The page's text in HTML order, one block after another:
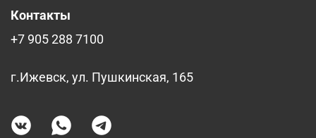
Контакты
+7 905 288 7100
г.Ижевск, ул. Пушкинская, 165